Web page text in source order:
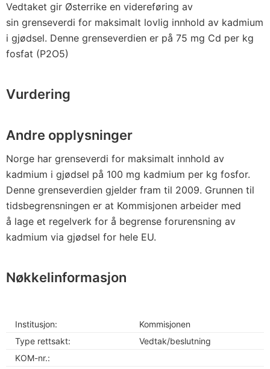
Vedtaket gir Østerrike en videreføring av
sin grenseverdi for maksimalt lovlig innhold av kadmium
i gjødsel. Denne grenseverdien er på 75 mg Cd per kg
fosfat (P2O5)
Vurdering
Andre opplysninger
Norge har grenseverdi for maksimalt innhold av
kadmium i gjødsel på 100 mg kadmium per kg fosfor.
Denne grenseverdien gjelder fram til 2009. Grunnen til
tidsbegrensningen er at Kommisjonen arbeider med
å lage et regelverk for å begrense forurensning av
kadmium via gjødsel for hele EU.
Nøkkelinformasjon
Institusjon:
Kommisjonen
Type rettsakt:
Vedtak/beslutning
KOM-nr.: